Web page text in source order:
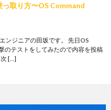
っ取り方〜OS Command
ンジニアの田坂です。 先日OS
のテストをしてみたので内容を投稿
[…]